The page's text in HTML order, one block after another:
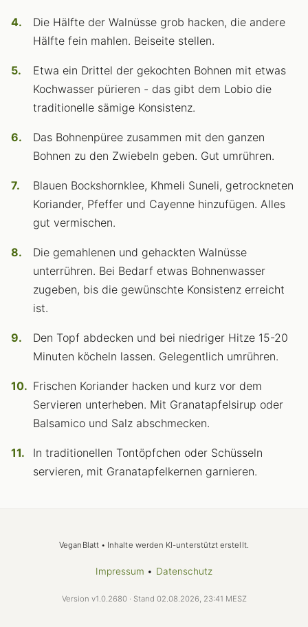
Die Hälfte der Walnüsse grob hacken, die andere
Hälfte fein mahlen. Beiseite stellen.
Etwa ein Drittel der gekochten Bohnen mit etwas
Kochwasser pürieren - das gibt dem Lobio die
traditionelle sämige Konsistenz.
Das Bohnenpüree zusammen mit den ganzen
Bohnen zu den Zwiebeln geben. Gut umrühren.
Blauen Bockshornklee, Khmeli Suneli, getrockneten
Koriander, Pfeffer und Cayenne hinzufügen. Alles
gut vermischen.
Die gemahlenen und gehackten Walnüsse
unterrühren. Bei Bedarf etwas Bohnenwasser
zugeben, bis die gewünschte Konsistenz erreicht
ist.
Den Topf abdecken und bei niedriger Hitze 15-20
Minuten köcheln lassen. Gelegentlich umrühren.
Frischen Koriander hacken und kurz vor dem
Servieren unterheben. Mit Granatapfelsirup oder
Balsamico und Salz abschmecken.
In traditionellen Tontöpfchen oder Schüsseln
servieren, mit Granatapfelkernen garnieren.
VeganBlatt • Inhalte werden KI-unterstützt erstellt.
Impressum • Datenschutz
Version v1.0.2680 · Stand 02.08.2026, 23:41 MESZ